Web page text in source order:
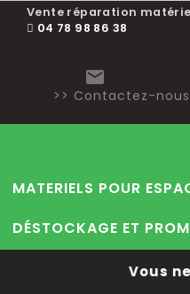
Vente réparation
04 78 98 86 38

>> Contactez-nous
MATERIELS POUR
DÉSTOCKAGE ET
Vous ne